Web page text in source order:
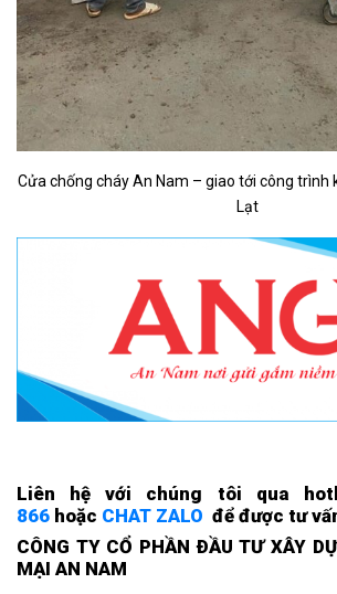
Cửa chống cháy An Nam – giao tới công trình
Lạt
Liên hệ với chúng tôi qua
866 hoặc CHAT ZALO để được tư
CÔNG TY CỔ PHẦN ÐẦU TƯ XÂY
MẠI AN NAM